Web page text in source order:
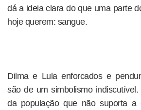
dá a ideia clara do que uma parte
hoje querem: sangue.
Dilma e Lula enforcados e
são de um simbolismo
da população que não suporta a